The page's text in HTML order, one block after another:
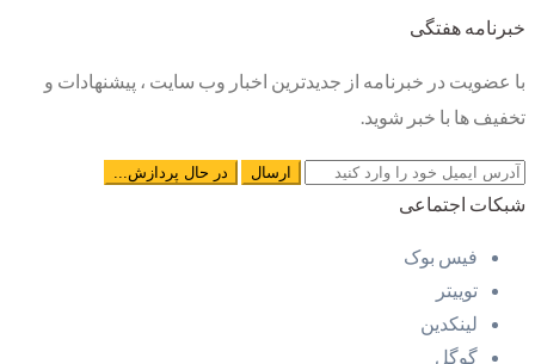
خبرنامه هفتگی
با عضویت در خبرنامه از جدیدترین اخبار وب سایت ، پیشنهادات و
تخفیف ها با خبر شوید.
شبکات اجتماعی
فیس بوک
توییتر
لینکدین
گوگل